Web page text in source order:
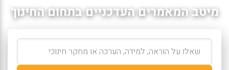
מיטב המאמרים העדכניים בתחום החינוך